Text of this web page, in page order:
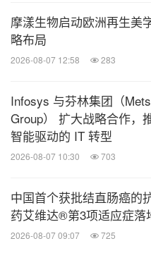
摩漾生物启动欧洲再生美
略布局
2026-08-07 12:58 283
Infosys 与芬林集团（
Group） 扩大战略合作，
智能驱动的 IT 转型
2026-08-07 10:30 703
中国首个获批结直肠癌的
药艾维达®第3项适应症落
2026-08-07 09:07 725